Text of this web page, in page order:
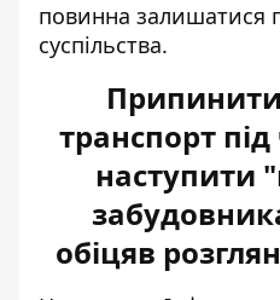
повинна залишатися
суспільства.
транспорт
наступити
обіцяв